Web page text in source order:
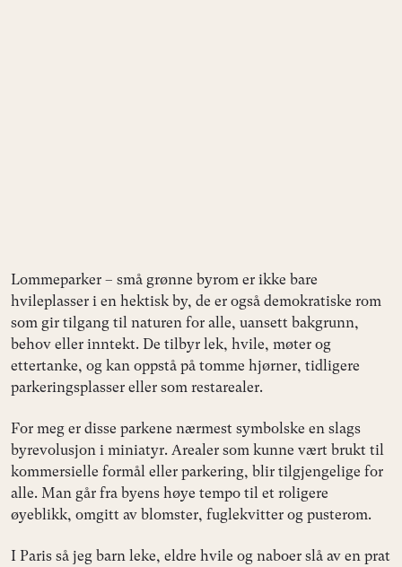
Lommeparker – små grønne byrom er ikke bare
hvileplasser i en hektisk by, de er også demokratiske rom
som gir tilgang til naturen for alle, uansett bakgrunn,
behov eller inntekt. De tilbyr lek, hvile, møter og
ettertanke, og kan oppstå på tomme hjørner, tidligere
parkeringsplasser eller som restarealer.
For meg er disse parkene nærmest symbolske en slags
byrevolusjon i miniatyr. Arealer som kunne vært brukt til
kommersielle formål eller parkering, blir tilgjengelige for
alle. Man går fra byens høye tempo til et roligere
øyeblikk, omgitt av blomster, fuglekvitter og pusterom.
I Paris så jeg barn leke, eldre hvile og naboer slå av en prat